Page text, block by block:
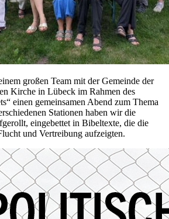
großen Team mit der Gemeinde der
Kirche in Lübeck im Rahmen des
einen gemeinsamen Abend zum Thema
Stationen haben wir die
eingebettet in Bibeltexte, die die
und Vertreibung aufzeigten.